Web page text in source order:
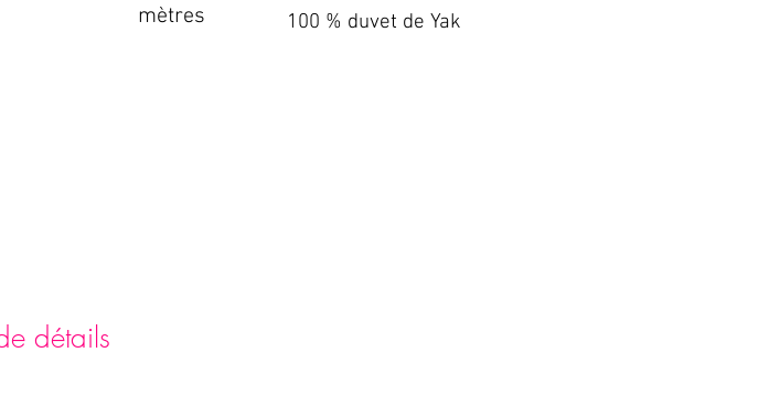
mètres 100 % duvet de Yak
détails